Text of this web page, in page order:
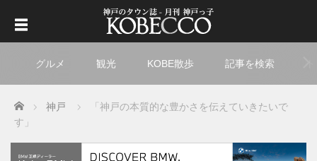
グルメ 観光 KOBE散歩 記事を検索
Home 神戸
「神戸の本質的な豊かさを伝えていきたいで
す」